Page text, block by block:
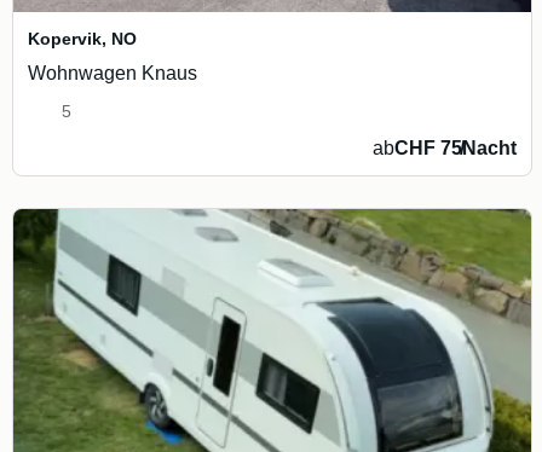
Kopervik, NO
Wohnwagen Knaus
5
abCHF 75/Nacht